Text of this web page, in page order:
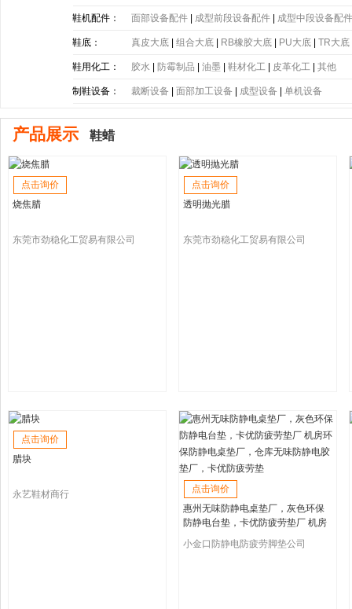
带|塑胶片|其他
鞋机配件： 面部设备配件 成型前段设备配件 成型中段设备配
鞋底： 真皮大底 |组合大底 RB橡胶大底 PU大底 |TR大底
底|PE大底|PP大底| SBR大底| PC大底| 软木大底
鞋用化工： 胶水 防霉制品 |油墨 |鞋材化工 皮革化工 |其他
制鞋设备： 裁断设备 |面部加工设备 成型设备 |单机设备
产品展示 鞋蜡
点击询价
烧焦腊
东莞市劲稳化工贸易有限公司
点击询价
透明抛光腊
东莞市劲稳化工贸易有限公司
点击询价
腊块
永艺鞋材商行
点击询价
惠州无味防静电桌垫厂，灰色环保
防静电台垫，卡优防疲劳垫厂 机房
环保防静电桌垫厂，仓库无味防静
电胶垫厂，卡优防疲劳垫
小金口防静电防疲劳脚垫公司